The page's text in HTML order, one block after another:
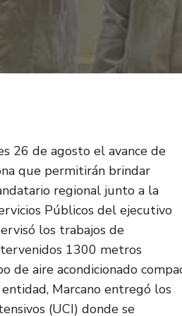
26 de agosto el avance de
que permitirán brindar
regional junto a la
Públicos del ejecutivo
los trabajos de
1300 metros
de aire acondicionado
Marcano entregó los
(UCI) donde se